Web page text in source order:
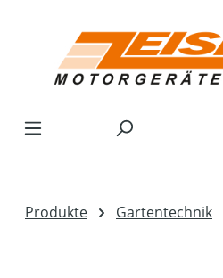
Produkte Gartentechnik